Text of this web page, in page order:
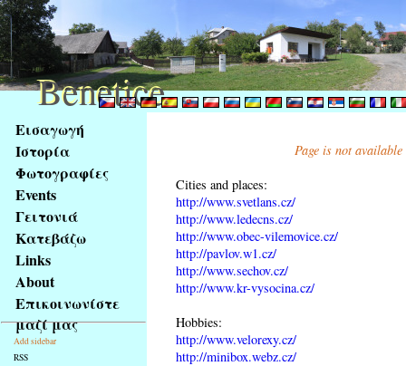
obsah
stránky
Klávesové
zkratky
tomto
webu
základní
Hlavní
strana
Εισαγωγή
Ιστορία
Φωτογραφίες
Events
Γειτονιά
Κατεβάζω
Links
About
Επικοινωνίστε
μαζί μας
Add sidebar
RSS
Page is not
Cities and places:
http://www.svetlans.cz/
http://www.ledecns.cz/
http://www.obec-vilemovice.cz/
http://pavlov.w1.cz/
http://www.sechov.cz/
http://www.kr-vysocina.cz/
Hobbies:
http://www.velorexy.cz/
http://minibox.webz.cz/
Benetice
Benetice